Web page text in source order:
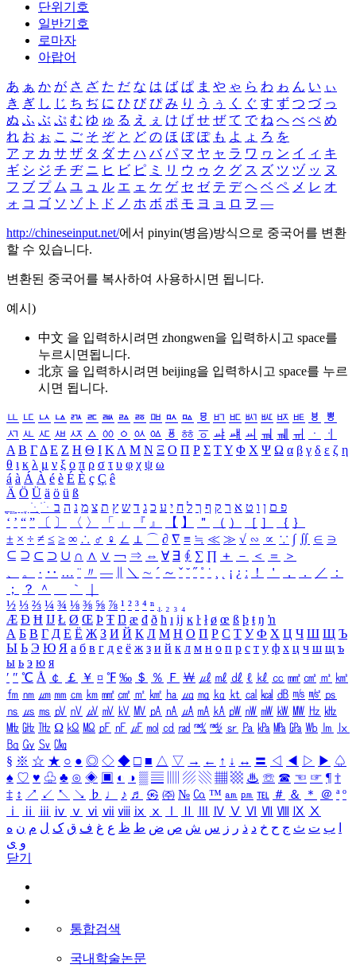
단위기호
일반기호
로마자
아랍어
あ ぁ か が さ ざ た だ な は ば ぱ ま や ゃ ら わ ゎ ん い ぃ
き ぎ し じ ち ぢ に ひ び ぴ み り う ぅ く ぐ す ず つ づ っ
ぬ ふ ぶ ぷ む ゆ ゅ る え ぇ け げ せ ぜ て で ね へ べ ぺ め
れ お ぉ こ ご そ ぞ と ど の ほ ぼ ぽ も よ ょ ろ を
ア ァ カ サ ザ タ ダ ナ ハ バ パ マ ヤ ャ ラ ワ ヮ ン イ ィ キ
ギ シ ジ チ ヂ ニ ヒ ビ ピ ミ リ ウ ゥ ク グ ス ズ ツ ヅ ッ ヌ
フ ブ プ ム ユ ュ ル エ ェ ケ ゲ セ ゼ テ デ ヘ ベ ペ メ レ オ
ォ コ ゴ ソ ゾ ト ド ノ ホ ボ ポ モ ヨ ョ ロ ヲ ―
http://chineseinput.net/에서 pinyin(병음)방식으로 중국어를 변환
할 수 있습니다.
변환된 중국어를 복사하여 사용하시면 됩니다.
예시)
中文 을 입력하시려면 zhongwen을 입력하시고 space를
누르시면됩니다.
北京 을 입력하시려면 beijing을 입력하시고 space를 누르
시면 됩니다.
ㅥ ㅦ ㅧ ㅨ ㅩ ㅪ ㅫ ㅬ ㅭ ㅮ ㅯ ㅰ ㅱ ㅲ ㅳ ㅴ ㅵ ㅶ ㅷ ㅸ
ㅹ
ㅺ ㅻ ㅼ ㅽ ㅾ ㅿ ㆀ ㆁ ㆂ ㆃ ㆄ ㆅ ㆆ ㆇ ㆈ ㆉ ㆊ ㆋ ㆌ ㆍ
ㆎ
Α Β ΓΔ Ε Ζ Η Θ Ι ΚΛ Μ Ν Ξ Ο Π Ρ Σ ΤΥ Φ Χ Ψ Ω α β γ δ ε ζ η
θ ι κ λ μ ν ξ ο π ρ σ τ υ φ χ ψ ω
á à Á À é è É È ç Ç ê
Ä Ö Ü ä ö ü ß
ִֶֹ ֻּ ׁׂ פ ם ן ו ט א ר ק ף ך ל ח י ע כ ג ד ש ץ ת צ מ נ ה ב
‘ ’ “ ” 〔 〕 〈 〉 「 」 『 』 【 】 ＂ （ ） ［ ］ ｛ ｝
± × ÷ ≠ ≤ ≥ ∞ ∴ ♂ ♀ ∠ ⊥ ⌒ ∂ ∇ ≡ ≒ ≪ ≫ √ ∽ ∝ ∵ ∫ ∬ ∈ ∋
⊆ ⊇ ⊂ ⊃ ∪ ∩ ∧ ∨ ￢ ⇒ ⇔ ∀ ∃ ∮ ∑ ∏ ＋ － ＜ ＝
＞
、
。 · ‥ … ¨ 〃 ― ＼ ∼ ´ ～ ˇ ˘ ˝ ˚ ˙ ¸ ¡ ¿ ː ！ ＇ ， ． ／
：
；
？ ＾ ｀
½ ⅓ ⅔ ¼ ¾ ⅛ ⅜ ⅝ ⅞ ¹ ² ³ ⁴ ⁿ ₁ ₂ ₃ ₄
Æ Ð Ħ Ĳ Ł Ø Œ Þ Ŧ Ŋ æ đ ð ħ ı ĳ ĸ ŀ ł ø œ ß þ ŧ ŋ ŉ
А Б В Г Д Е Ё Ж З И Й К Л М Н О П Р С Т У Ф Х Ц Ч Ш Щ Ъ
Ы Ь Э Ю Я а б в г д е ё ж з и й к л м н о п р с т у ф х ц ч ш щ ъ
ы ь э ю я
′ ″ ℃ Å ￠ ￡ ￥ ¤ ℉ ‰ ＄ ％ Ｆ ￦ ㎕ ㎖ ㎗ ℓ ㎘ ㏄ ㎣ ㎤ ㎥ ㎦
㎙ ㎚ ㎛ ㎜ ㎝ ㎞ ㎟ ㎠ ㎡ ㎢ ㏊ ㎍ ㎎ ㎏ ㏏ ㎈ ㎉ ㏈ ㎧ ㎨ ㎰
㎱ ㎲ ㎳ ㎴ ㎵ ㎶ ㎷ ㎸ ㎹ ㎀ ㎁ ㎂ ㎃ ㎄ ㎺ ㎻ ㎽ ㎾ ㎿ ㎐ ㎑
㎒ ㎓ ㎔ Ω ㏀ ㏁ ㎊ ㎋ ㎌ ㏖ ㏅ ㎭ ㎮ ㎯ ㏛ ㎩ ㎪ ㎫ ㎬ ㏝ ㏐
㏓
㏃ ㏉ ㏜ ㏆
§ ※ ☆ ★ ○ ● ◎ ◇ ◆ □ ■ △ ▽ → ← ↑ ↓ ↔ 〓 ◁ ◀ ▷ ▶ ♤
♠ ♡ ♥ ♧ ♣ ⊙ ◈ ▣ ◐ ◑ ▒ ▤ ▨ ▧ ▦ ▩ ♨ ☏ ☎ ☜ ☞ ¶ †
‡ ↕ ↗ ↙ ↖ ↘ ♭ ♩ ♪ ♬ ㉿ ㈜ № ㏇ ™ ㏂ ㏘ ℡ ＃ ＆ ＊ ＠ ª º
ⅰ
ⅱ ⅲ ⅳ ⅴ ⅵ ⅶ ⅷ ⅸ ⅹ Ⅳ Ⅴ Ⅵ Ⅶ Ⅷ Ⅸ Ⅹ
ب ت ث ج ح خ د ذ ر ز س ش ص ض ط ظ ع غ ف ق ک ل م ن ه
و ی
닫기
통합검색
국내학술논문